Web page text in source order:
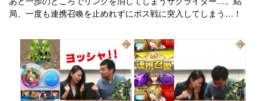
局、一度も連携召喚を止めれずにボス戦に突入してしまう…！